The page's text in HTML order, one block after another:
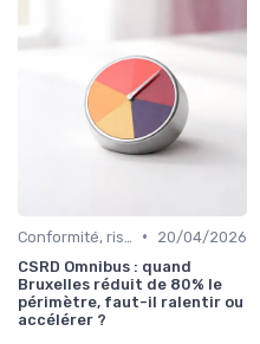
•
20/04/2026
CSRD Omnibus : quand
Bruxelles réduit de 80% le
périmètre, faut-il ralentir ou
accélérer ?